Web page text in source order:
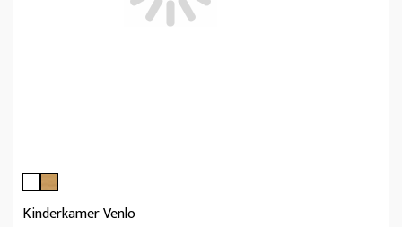
Kinderkamer Venlo